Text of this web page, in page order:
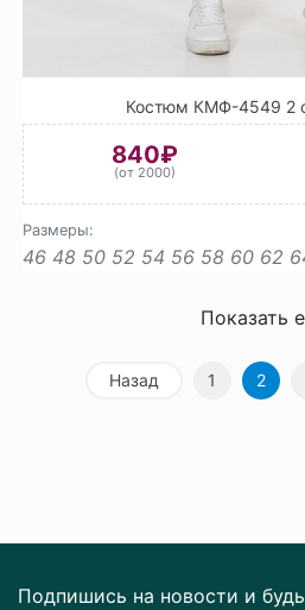
Костюм КМФ-4549 2
840₽
(от 2000)
Размеры:
46 48 50 52 54 56 58 60 62
Показать
Назад 1 2
Подпишись на новости и